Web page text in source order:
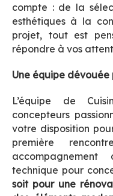
compte : de la
esthétiques à la
projet, tout est
répondre à vos
Une équipe dévouée
L’équipe de
concepteurs
votre disposition
première
technique pour
soit pour une